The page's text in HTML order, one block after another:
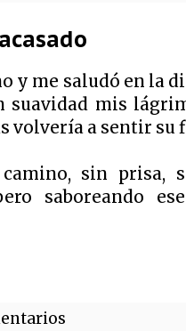
y me saludó en la
suavidad mis
volvería a sentir su
sin prisa,
saboreando